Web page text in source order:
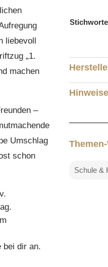
„1.
machen
–
Umschlag
schon
bei dir an.
Stichworte
Hinweise
Schule &